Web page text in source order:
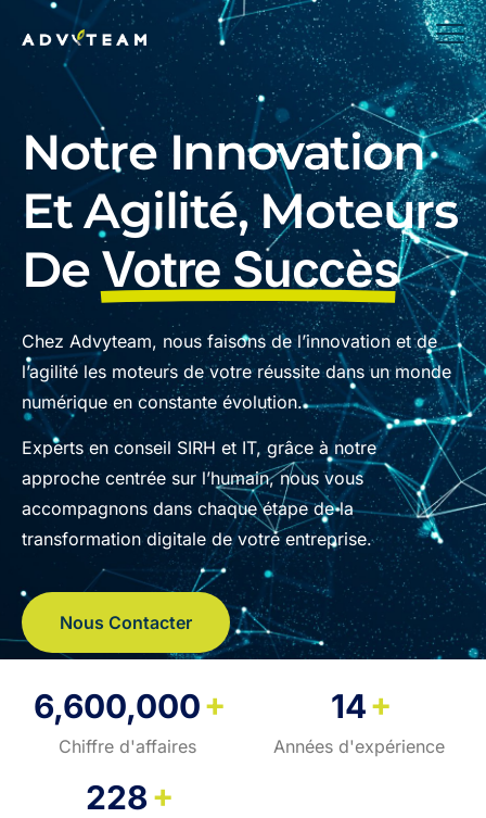
Notre Innovation
Et Agilité, Moteurs
De Votre Succès
Chez Advyteam, nous faisons de l’innovation et de
l’agilité les moteurs de votre réussite dans un monde
numérique en constante évolution.
Experts en conseil SIRH et IT, grâce à notre
approche centrée sur l’humain, nous vous
accompagnons dans chaque étape de la
transformation digitale de votre entreprise.
Nous Contacter
6,600,000+
Chiffre d'affaires
14+
Années d'expérience
228+